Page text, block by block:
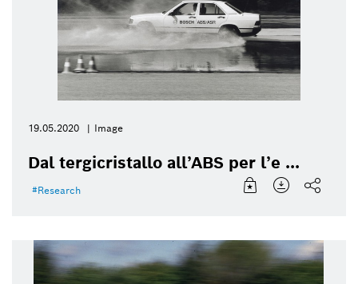
19.05.2020 Image
Dal tergicristallo all’ABS per l’e ...
Research